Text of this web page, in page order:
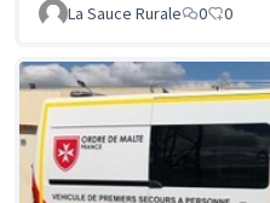
La Sauce Rurale
0 0